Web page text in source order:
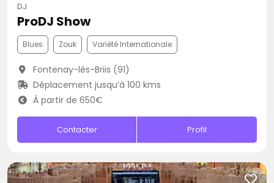
DJ
ProDJ Show
Blues Zouk Variété Internationale
Fontenay-lès-Briis (91)
Déplacement jusqu’à 100 kms
À partir de 650€
Contacter Profil